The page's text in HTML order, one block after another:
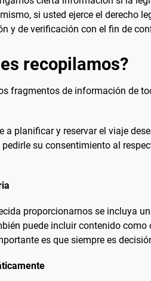
si usted ejerce el derecho
y de verificación con el fin de
recopilamos?
fragmentos de información de
planificar y reservar el viaje
su consentimiento al
proporcionarnos se incluya
puede incluir contenido
es que siempre es